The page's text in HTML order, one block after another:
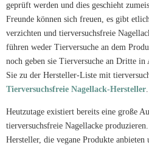
geprüft werden und dies geschieht
Freunde können sich freuen, es gibt
verzichten und tierversuchsfreie
führen weder Tierversuche an dem
noch geben sie Tierversuche an Dritte
Sie zu der Hersteller-Liste mit
Tierversuchsfreie Nagellack-Hersteller.
Heutzutage existiert bereits eine große
tierversuchsfreie Nagellacke
Hersteller, die vegane Produkte anbieten